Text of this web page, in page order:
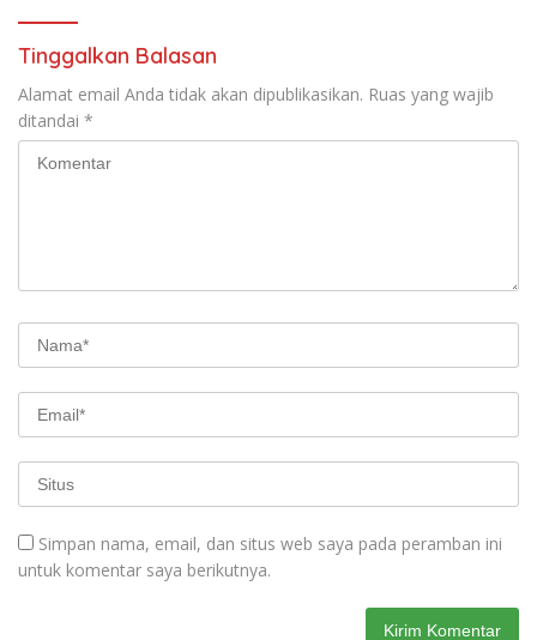
Tinggalkan Balasan
Alamat email Anda tidak akan dipublikasikan. Ruas yang wajib
ditandai *
Simpan nama, email, dan situs web saya pada peramban ini
untuk komentar saya berikutnya.